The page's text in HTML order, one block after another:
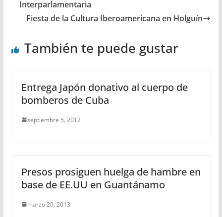
Interparlamentaria
Fiesta de la Cultura Iberoamericana en Holguín
También te puede gustar
Entrega Japón donativo al cuerpo de
bomberos de Cuba
septiembre 5, 2012
Presos prosiguen huelga de hambre en
base de EE.UU en Guantánamo
marzo 20, 2013